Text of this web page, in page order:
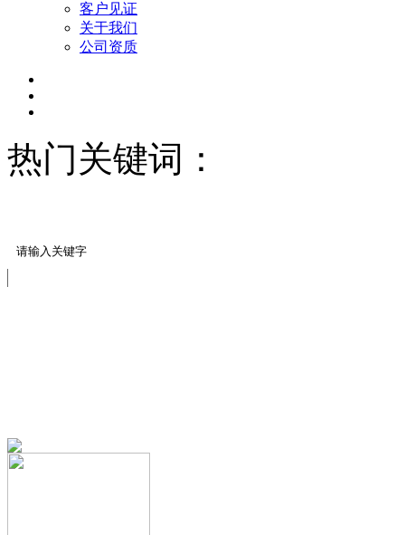
客户见证
关于我们
公司资质
热门关键词：